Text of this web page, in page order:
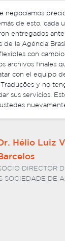
encantada
Agência Brasileira
en
plazos y servicio
atentos,
para
la
otras
de textos
Elizabeth
COORDINADORA
PROYECTOS DE